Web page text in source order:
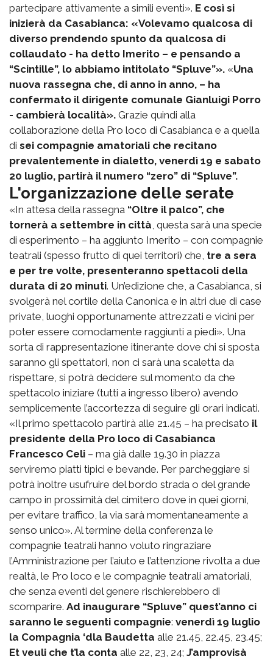
partecipare attivamente a simili eventi». E così si
inizierà da Casabianca: «Volevamo qualcosa di
diverso prendendo spunto da qualcosa di
collaudato - ha detto Imerito – e pensando a
“Scintille”, lo abbiamo intitolato “Spluve”». «Una
nuova rassegna che, di anno in anno, – ha
confermato il dirigente comunale Gianluigi Porro
- cambierà località». Grazie quindi alla
collaborazione della Pro loco di Casabianca e a quella
di sei compagnie amatoriali che recitano
prevalentemente in dialetto, venerdì 19 e sabato
20 luglio, partirà il numero “zero” di “Spluve”.
L'organizzazione delle serate
«In attesa della rassegna “Oltre il palco”, che
tornerà a settembre in città , questa sarà una specie
di esperimento – ha aggiunto Imerito – con compagnie
teatrali (spesso frutto di quei territori) che, tre a sera
e per tre volte, presenteranno spettacoli della
durata di 20 minuti. Un’edizione che, a Casabianca, si
svolgerà nel cortile della Canonica e in altri due di case
private, luoghi opportunamente attrezzati e vicini per
poter essere comodamente raggiunti a piedi». Una
sorta di rappresentazione itinerante dove chi si sposta
saranno gli spettatori, non ci sarà una scaletta da
rispettare, si potrà decidere sul momento da che
spettacolo iniziare (tutti a ingresso libero) avendo
semplicemente l’accortezza di seguire gli orari indicati.
«Il primo spettacolo partirà alle 21.45 – ha precisato il
presidente della Pro loco di Casabianca
Francesco Celi – ma già dalle 19.30 in piazza
serviremo piatti tipici e bevande. Per parcheggiare si
potrà inoltre usufruire del bordo strada o del grande
campo in prossimità del cimitero dove in quei giorni,
per evitare traffico, la via sarà momentaneamente a
senso unico». Al termine della conferenza le
compagnie teatrali hanno voluto ringraziare
l’Amministrazione per l’aiuto e l’attenzione rivolta a due
realtà, le Pro loco e le compagnie teatrali amatoriali,
che senza eventi del genere rischierebbero di
scomparire. Ad inaugurare “Spluve” quest’anno ci
saranno le seguenti compagnie: venerdì 19 luglio
la Compagnia ‘dla Baudetta alle 21.45, 22.45, 23.45;
Et veuli che t’la conta alle 22, 23, 24; J’amprovisà